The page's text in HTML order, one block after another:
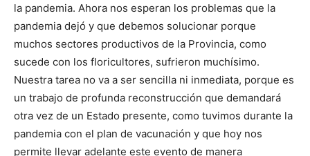
la pandemia. Ahora nos esperan los problemas que la
pandemia dejó y que debemos solucionar porque
muchos sectores productivos de la Provincia, como
sucede con los floricultores, sufrieron muchísimo.
Nuestra tarea no va a ser sencilla ni inmediata, porque es
un trabajo de profunda reconstrucción que demandará
otra vez de un Estado presente, como tuvimos durante la
pandemia con el plan de vacunación y que hoy nos
permite llevar adelante este evento de manera